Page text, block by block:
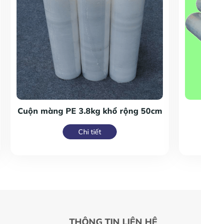
Cuộn màng PE 3.8kg khổ rộng 50cm
Chi tiết